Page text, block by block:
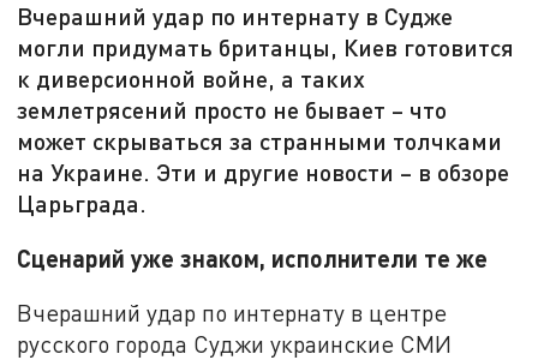
Вчерашний удар по интернату в Судже
могли придумать британцы, Киев готовится
к диверсионной войне, а таких
землетрясений просто не бывает – что
может скрываться за странными толчками
на Украине. Эти и другие новости – в обзоре
Царьграда.
Сценарий уже знаком, исполнители те же
Вчерашний удар по интернату в центре
русского города Суджи украинские СМИ